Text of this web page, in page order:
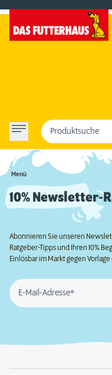
Menü
Produktsuche
10% Newsletter-
Abonnieren Sie unseren
Ratgeber-Tipps und Ihren 10%
Einlösbar im Markt gegen
E-Mail-Adresse*